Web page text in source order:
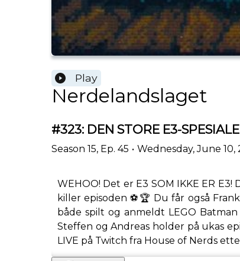
Play
Nerdelandslaget
#323: DEN STORE E3-
Season 15, Ep. 45 • Wednesday, June 10,
WEHOO! Det er E3 SOM IKKE ER
killer episoden ⚽️🏆 Du får også
både spilt og anmeldt LEGO
Steffen og Andreas holder på ukas
LIVE på Twitch fra House of Nerds